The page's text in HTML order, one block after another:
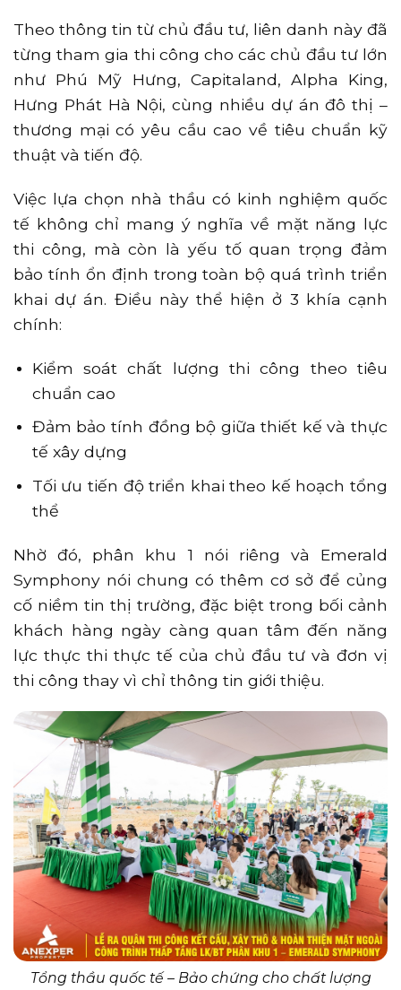
Theo thông tin từ chủ đầu tư, liên danh này đã
từng tham gia thi công cho các chủ đầu tư lớn
như Phú Mỹ Hưng, Capitaland, Alpha King,
Hưng Phát Hà Nội, cùng nhiều dự án đô thị –
thương mại có yêu cầu cao về tiêu chuẩn kỹ
thuật và tiến độ.
Việc lựa chọn nhà thầu có kinh nghiệm quốc
tế không chỉ mang ý nghĩa về mặt năng lực
thi công, mà còn là yếu tố quan trọng đảm
bảo tính ổn định trong toàn bộ quá trình triển
khai dự án. Điều này thể hiện ở 3 khía cạnh
chính:
Kiểm soát chất lượng thi công theo tiêu
chuẩn cao
Đảm bảo tính đồng bộ giữa thiết kế và thực
tế xây dựng
Tối ưu tiến độ triển khai theo kế hoạch tổng
thể
Nhờ đó, phân khu 1 nói riêng và Emerald
Symphony nói chung có thêm cơ sở để củng
cố niềm tin thị trường, đặc biệt trong bối cảnh
khách hàng ngày càng quan tâm đến năng
lực thực thi thực tế của chủ đầu tư và đơn vị
thi công thay vì chỉ thông tin giới thiệu.
Tổng thầu quốc tế – Bảo chứng cho chất lượng